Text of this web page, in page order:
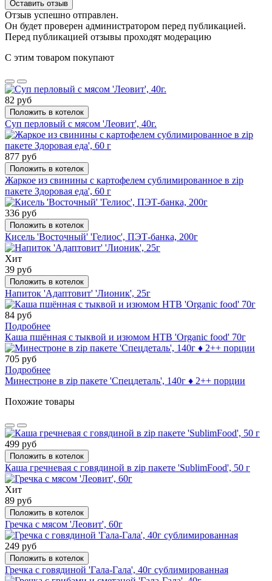
Оставить отзыв
Отзыв успешно отправлен.
Он будет проверен администратором перед публикацией.
Перед публикацией отзывы проходят модерацию
С этим товаром покупают
82 руб
Положить в котелок
Суп перловый с мясом 'Леовит', 40г.
877 руб
Положить в котелок
Жаркое из свинины с картофелем сублимированное в zip
пакете Здоровая еда', 60 г
336 руб
Положить в котелок
Кисель 'Восточный' 'Гелиос', ПЭТ-банка, 200г
Хит
39 руб
Положить в котелок
Напиток 'Адаптовит' 'Лионик', 25г
84 руб
Подробнее
Каша пшённая с тыквой и изюмом НТВ 'Organic food' 70г
705 руб
Подробнее
Минестроне в zip пакете 'Спецдеталь', 140г ♦ 2++ порции
Похожие товары
499 руб
Положить в котелок
Каша гречневая с говядиной в zip пакете 'SublimFood', 50 г
Хит
89 руб
Положить в котелок
Гречка с мясом 'Леовит', 60г
249 руб
Положить в котелок
Гречка с говядиной 'Гала-Гала', 40г сублимированная